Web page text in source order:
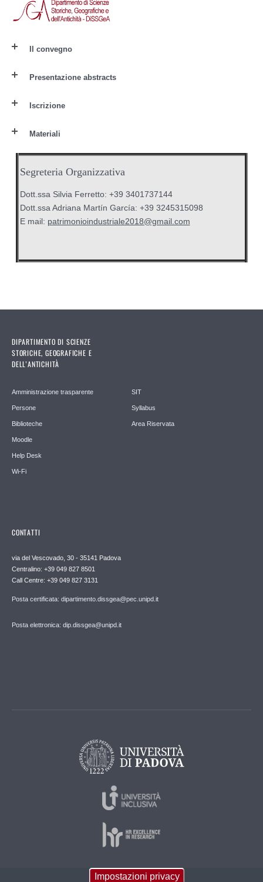
Il convegno
Presentazione abstracts
Iscrizione
Materiali
Segreteria Organizzativa
Dott.ssa Silvia Ferretto: +39 3401737144
Dott.ssa Adriana Martín García: +39 3245315098
E mail: patrimonioindustriale2018@gmail.com
DIPARTIMENTO DI SCIENZE
STORICHE, GEOGRAFICHE E
DELL’ANTICHITÀ
Amministrazione trasparente
Persone
Biblioteche
Moodle
Help Desk
Wi-Fi
SIT
Syllabus
Area Riservata
CONTATTI
via del Vescovado, 30 - 35141 Padova
Centralino: +39 049 827 8501
Call Centre: +39 049 827 3131
Posta certificata: dipartimento.dissgea@pec.unipd.it
Posta elettronica: dip.dissgea@unipd.it
Impostazioni privacy